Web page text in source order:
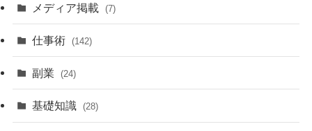
メディア掲載 (7)
仕事術 (142)
副業 (24)
基礎知識 (28)